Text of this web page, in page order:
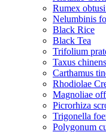
Rumex
Nelumbinis
Black Rice
Black Tea
Trifolium
Taxus
Carthamus
Rhodiolae
Magnoliae
Picrorhiza
Trigonella
Polygonum